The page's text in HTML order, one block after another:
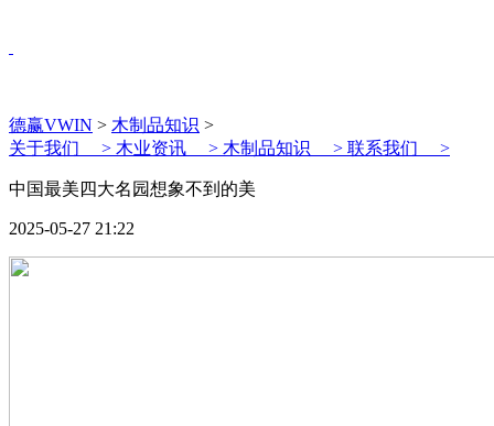
德赢VWIN > 木制品知识 >
关于我们 > 木业资讯 > 木制品知识 > 联系我们 >
中国最美四大名园想象不到的美
2025-05-27 21:22